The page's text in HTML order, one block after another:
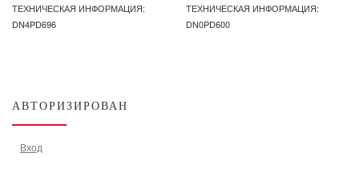
ТЕХНИЧЕСКАЯ ИНФОРМАЦИЯ:
DN4PD696
ТЕХНИЧЕСКАЯ ИНФОРМАЦИЯ:
DN0PD600
АВТОРИЗИРОВАН
Вход